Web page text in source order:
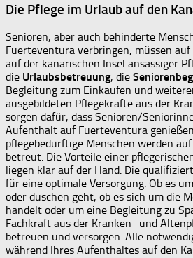
Die Pflege im Urlaub auf den
Senioren, aber auch behinderte
Fuerteventura verbringen, müssen
auf der kanarischen Insel ansässiger
die Urlaubsbetreuung, die
Begleitung zum Einkaufen und
ausgebildeten Pflegekräfte aus der
sorgen dafür, dass Senioren/
Aufenthalt auf Fuerteventura
pflegebedürftige Menschen werden
betreut. Die Vorteile einer
liegen klar auf der Hand. Die
für eine optimale Versorgung. Ob es
oder duschen geht, ob es sich um die
handelt oder um eine Begleitung zu
Fachkraft aus der Kranken- und
betreuen und versorgen. Alle
während Ihres Aufenthaltes auf den